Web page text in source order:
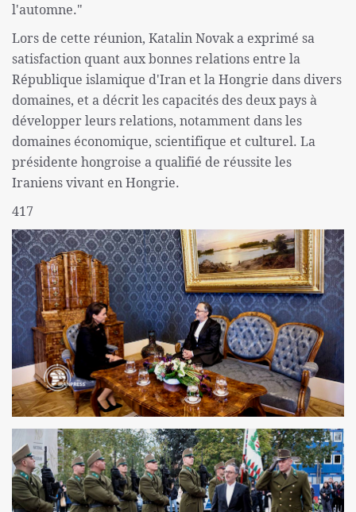
l'automne."
Lors de cette réunion, Katalin Novak a exprimé sa
satisfaction quant aux bonnes relations entre la
République islamique d'Iran et la Hongrie dans divers
domaines, et a décrit les capacités des deux pays à
développer leurs relations, notamment dans les
domaines économique, scientifique et culturel. La
présidente hongroise a qualifié de réussite les
Iraniens vivant en Hongrie.
417